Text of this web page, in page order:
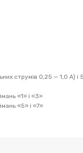
струмів 0,25 — 1,0 А) і
«1» і «3»
«5» і «7»